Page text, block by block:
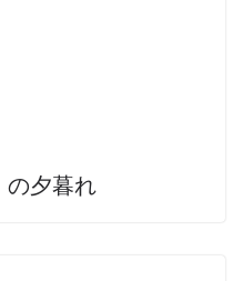
の夕暮れ